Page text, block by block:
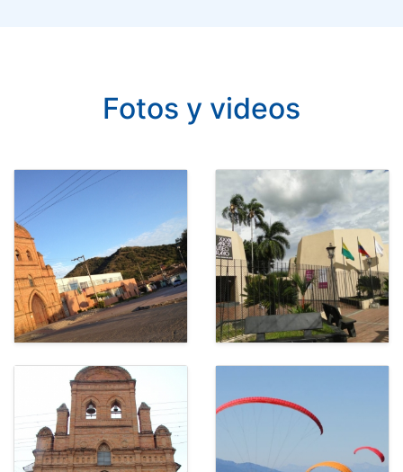
Fotos y videos